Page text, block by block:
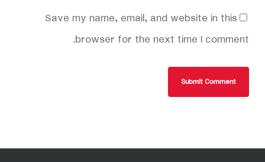
Save my name, email, and website in this
browser for the next time I comment.